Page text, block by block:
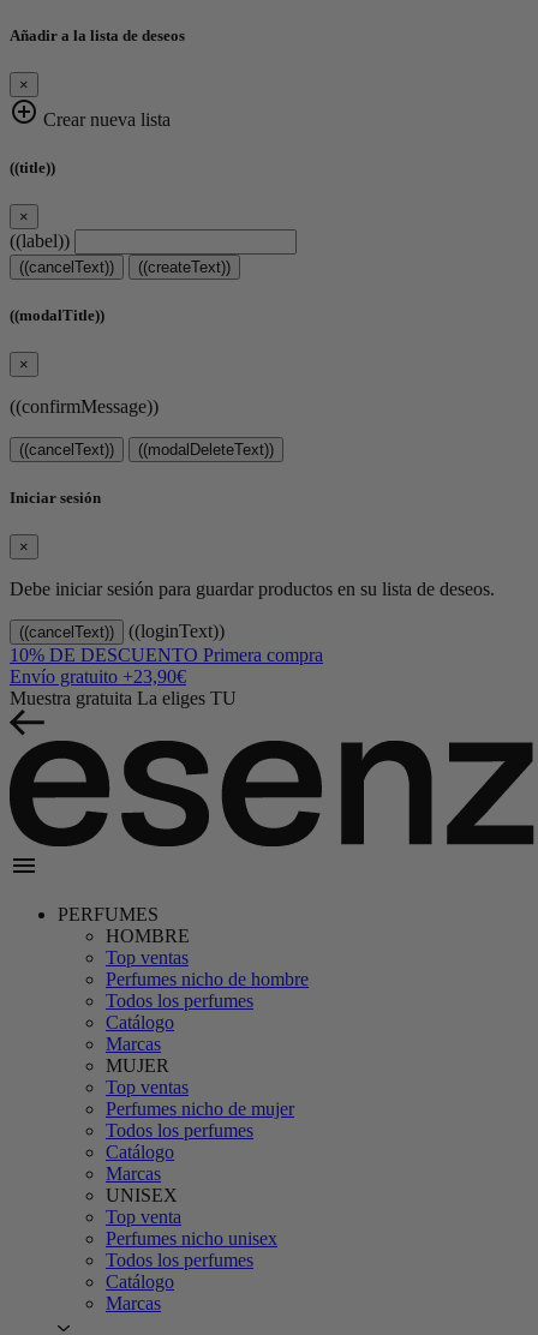
Añadir a la lista de deseos
×
add_circle_outline Crear nueva lista
((title))
×
((label))
((cancelText)) ((createText))
((modalTitle))
×
((confirmMessage))
((cancelText)) ((modalDeleteText))
Iniciar sesión
×
Debe iniciar sesión para guardar productos en su lista de deseos.
((cancelText))
((loginText))
10% DE DESCUENTO Primera compra
Envío gratuito +23,90€
Muestra gratuita La eliges TU
menu
PERFUMES
HOMBRE
Top ventas
Perfumes nicho de hombre
Todos los perfumes
Catálogo
Marcas
MUJER
Top ventas
Perfumes nicho de mujer
Todos los perfumes
Catálogo
Marcas
UNISEX
Top venta
Perfumes nicho unisex
Todos los perfumes
Catálogo
Marcas